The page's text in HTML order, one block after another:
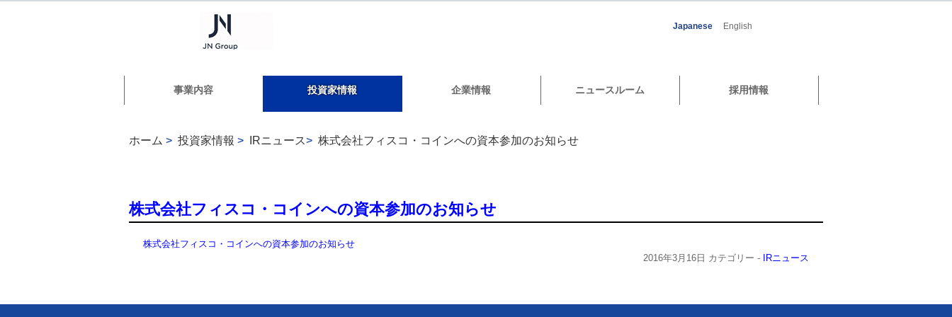
Japanese English
事業内容 投資家情報 企業情報 ニュースルーム 採用情報
ホーム > 投資家情報 > IRニュース> 株式会社フィスコ・コインへの資本参加のお知らせ
株式会社フィスコ・コインへの資本参加のお知らせ
株式会社フィスコ・コインへの資本参加のお知らせ
2016年3月16日 カテゴリー - IRニュース